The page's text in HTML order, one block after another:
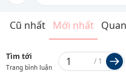
Cũ nhất Mới nhất
Tìm tới
Trang bình luận
/ 1